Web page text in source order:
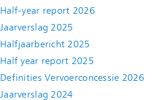
Half-year report 2026
Jaarverslag 2025
Halfjaarbericht 2025
Half year report 2025
Definities Vervoerconcessie 2026
Jaarverslag 2024